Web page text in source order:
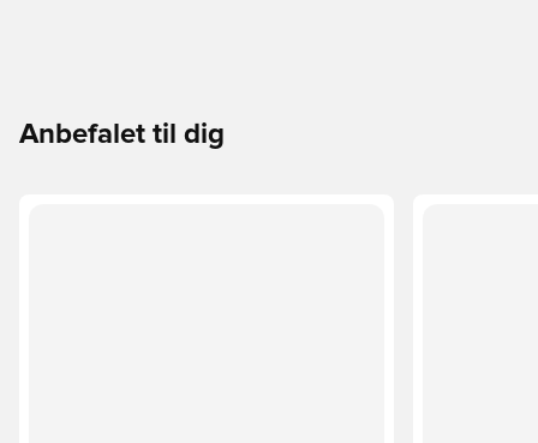
Anbefalet til dig